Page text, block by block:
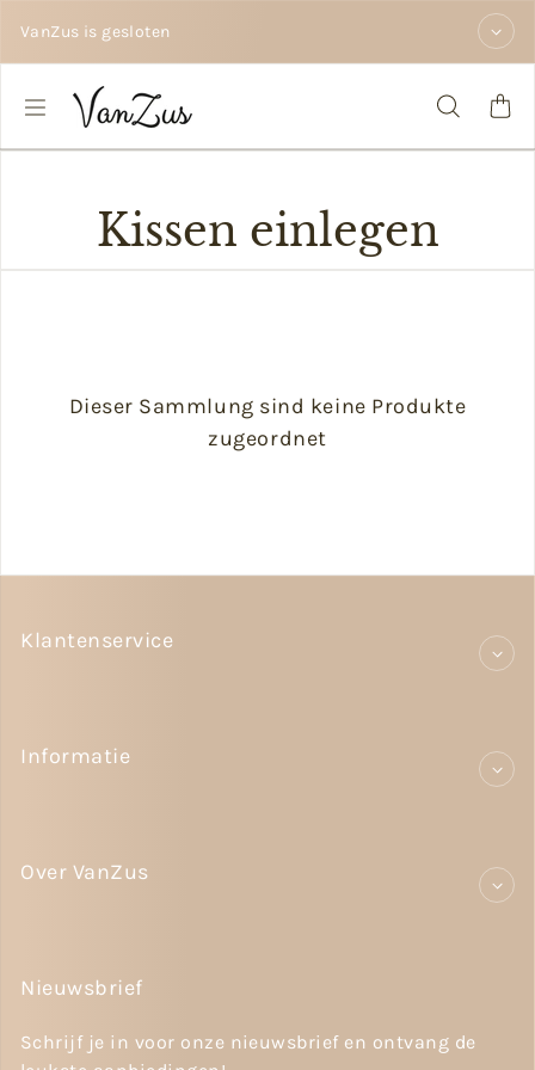
VanZus is gesloten
Kissen einlegen
Dieser Sammlung sind keine Produkte
zugeordnet
Klantenservice
Informatie
Over VanZus
Nieuwsbrief
Schrijf je in voor onze nieuwsbrief en ontvang de